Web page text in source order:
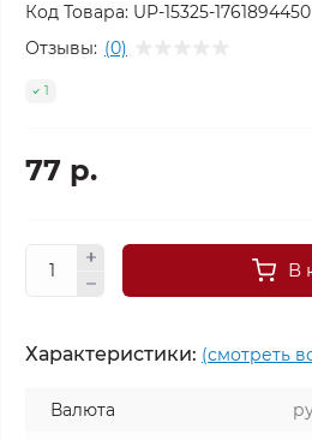
Код Товара: UP-15325-1761894450
Отзывы: (0)
1
77 р.
В
Характеристики: (смотреть
Валюта